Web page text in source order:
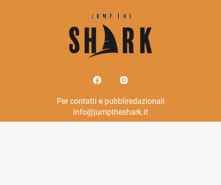
Per contatti e pubbliredazionali
info@jumptheshark.it